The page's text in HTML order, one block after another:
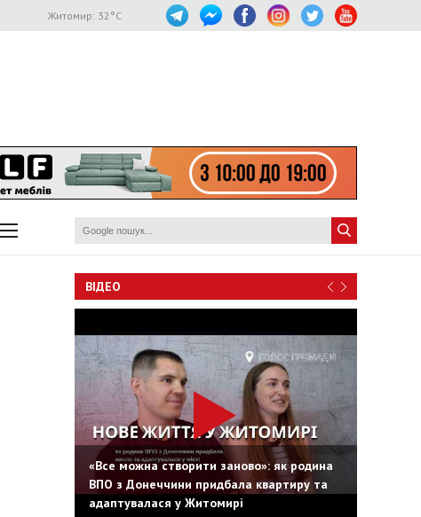
Житомир: 32 °C
ВІДЕО
«Все можна створити заново»: як родина
ВПО з Донеччини придбала квартиру та
адаптувалася у Житомирі